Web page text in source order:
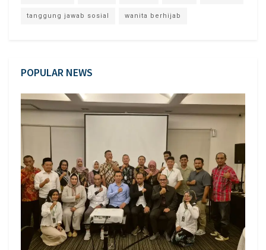
tanggung jawab sosial wanita berhijab
POPULAR NEWS